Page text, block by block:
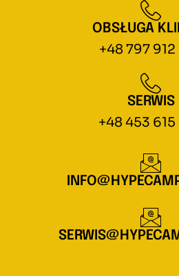
OBSŁUGA
+48 797
SERWIS
+48 453